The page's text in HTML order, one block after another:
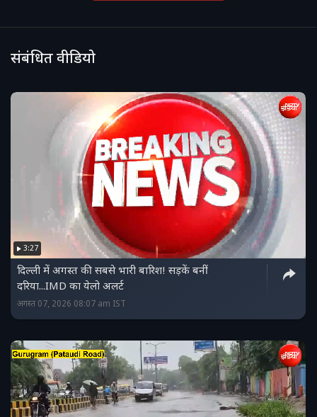
संबंधित वीडियो
3:27
दिल्ली में अगस्त की सबसे भारी बारिश! सड़कें बनीं
दरिया...IMD का येलो अलर्ट
अगस्त 07, 2026 08:07 am IST